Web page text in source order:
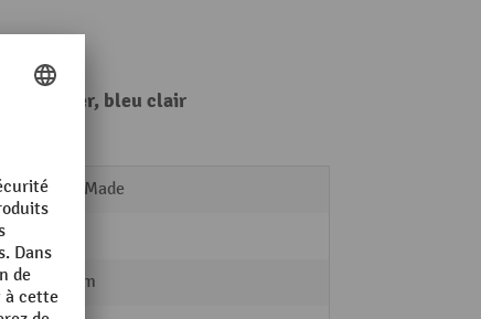
par casier, bleu clair
Swiss Made
585 mm